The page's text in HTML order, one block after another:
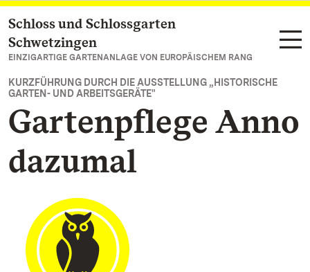
Zum Hauptinhalt springen
Schloss und Schlossgarten
Schwetzingen
EINZIGARTIGE GARTENANLAGE VON EUROPÄISCHEM RANG
KURZFÜHRUNG DURCH DIE AUSSTELLUNG „HISTORISCHE
GARTEN- UND ARBEITSGERÄTE"
Gartenpflege Anno
dazumal